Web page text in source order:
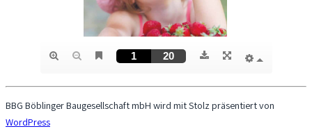
BBG Böblinger Baugesellschaft mbH wird mit Stolz präsentiert von
WordPress